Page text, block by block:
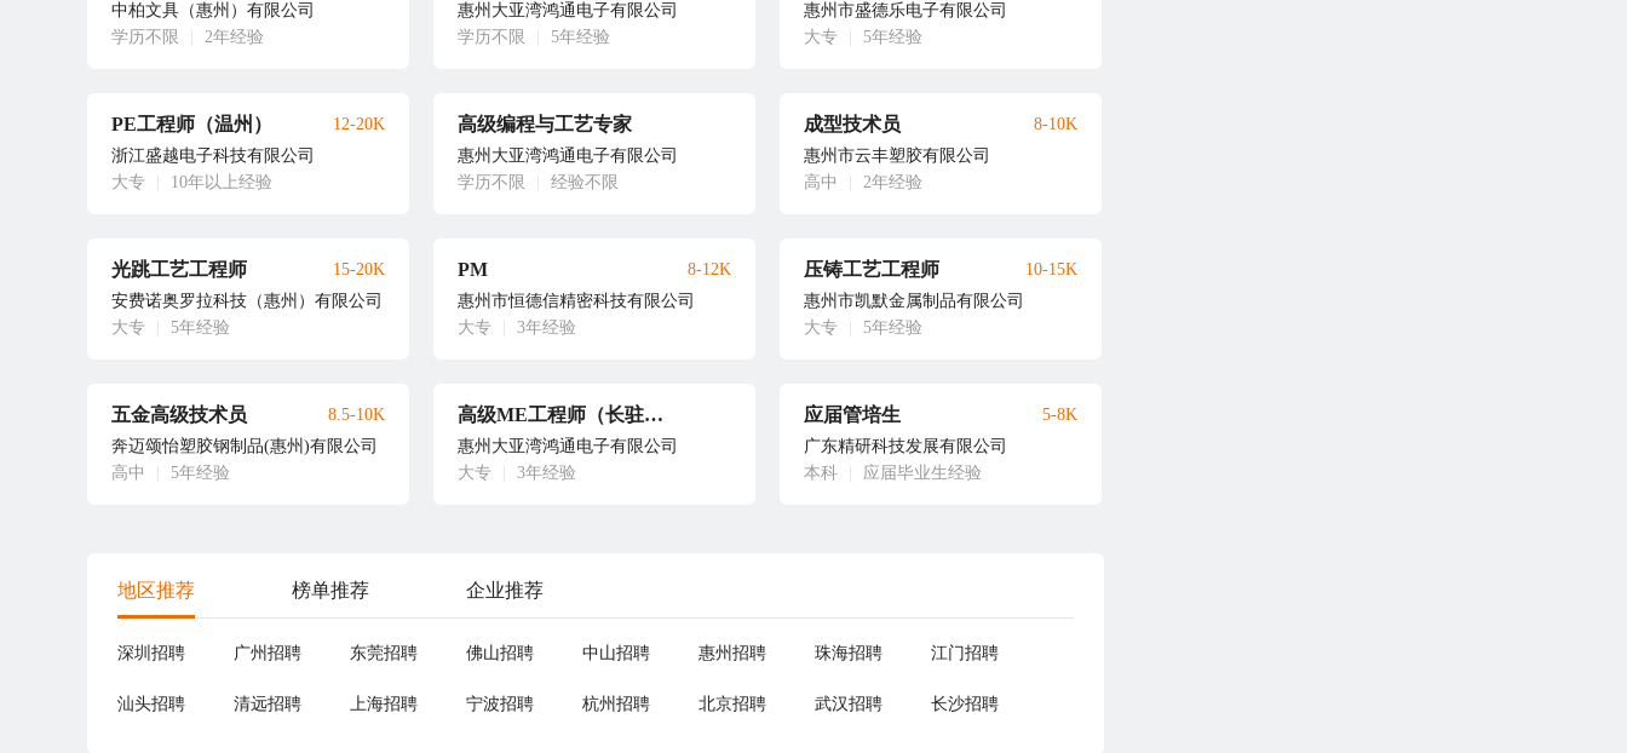
中柏文具（惠州）有限公司
学历不限
2年经验
惠州大亚湾鸿通电子有限公司
学历不限
5年经验
惠州市盛德乐电子有限公司
大专
5年经验
PE工程师（温州）
浙江盛越电子科技有限公司
大专
10年以上经验
12-20K 高级编程与工艺专家
惠州大亚湾鸿通电子有限公司
学历不限
经验不限
成型技术员
惠州市云丰塑胶有限公司
高中
2年经验
8-10K
光跳工艺工程师
安费诺奥罗拉科技（惠州）有限公司
大专
5年经验
15-20K PM
惠州市恒德信精密科技有限公司
大专
3年经验
8-12K 压铸工艺工程师
惠州市凯默金属制品有限公司
大专
5年经验
10-15K
五金高级技术员
奔迈颂怡塑胶钢制品(惠州)有限公司
高中
5年经验
8.5-10K 高级ME工程师（长驻越南）
惠州大亚湾鸿通电子有限公司
大专
3年经验
应届管培生
广东精研科技发展有限公司
本科
应届毕业生经验
5-8K
地区推荐 榜单推荐 企业推荐
深圳招聘 广州招聘 东莞招聘 佛山招聘 中山招聘 惠州招聘 珠海招聘 江门招聘
汕头招聘 清远招聘 上海招聘 宁波招聘 杭州招聘 北京招聘 武汉招聘 长沙招聘